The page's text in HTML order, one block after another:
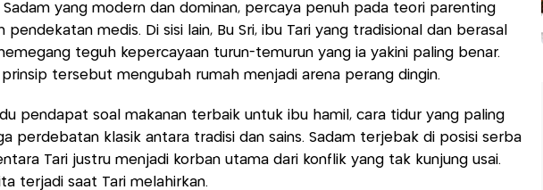
Sadam yang modern dan dominan, percaya penuh pada teori parenting
pendekatan medis. Di sisi lain, Bu Sri, ibu Tari yang tradisional dan berasal
teguh kepercayaan turun-temurun yang ia yakini paling benar.
prinsip tersebut mengubah rumah menjadi arena perang dingin.
pendapat soal makanan terbaik untuk ibu hamil, cara tidur yang paling
perdebatan klasik antara tradisi dan sains. Sadam terjebak di posisi serba
Tari justru menjadi korban utama dari konflik yang tak kunjung usai.
terjadi saat Tari melahirkan.